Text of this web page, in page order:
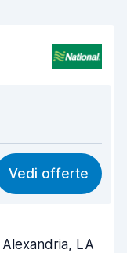
8,1
8,2
Vedi offerte
LA